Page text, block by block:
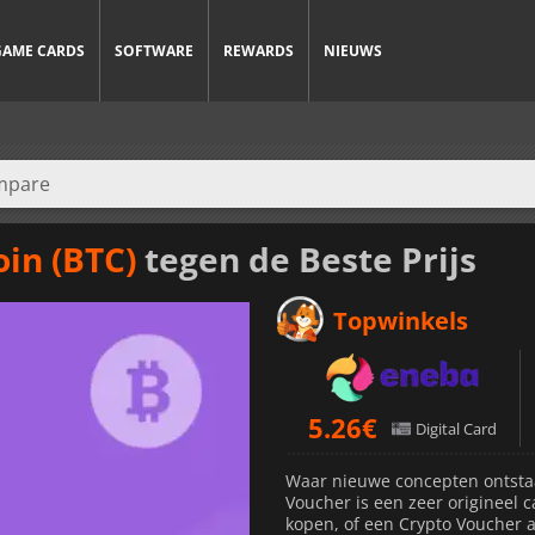
CARDS SOFTWARE REWARDS NIEUWS
(BTC)tegen de Beste Prijs
Topwinkels
5.26€ Digital Card
Waar nieuwe concepten
Voucher is een zeer origineel
kopen, of een Crypto Voucher